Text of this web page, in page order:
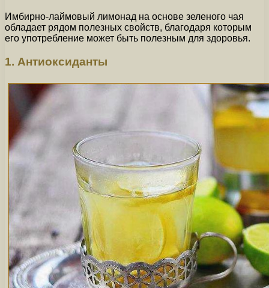
Имбирно-лаймовый лимонад на основе зеленого чая
обладает рядом полезных свойств, благодаря которым
его употребление может быть полезным для здоровья.
1. Антиоксиданты